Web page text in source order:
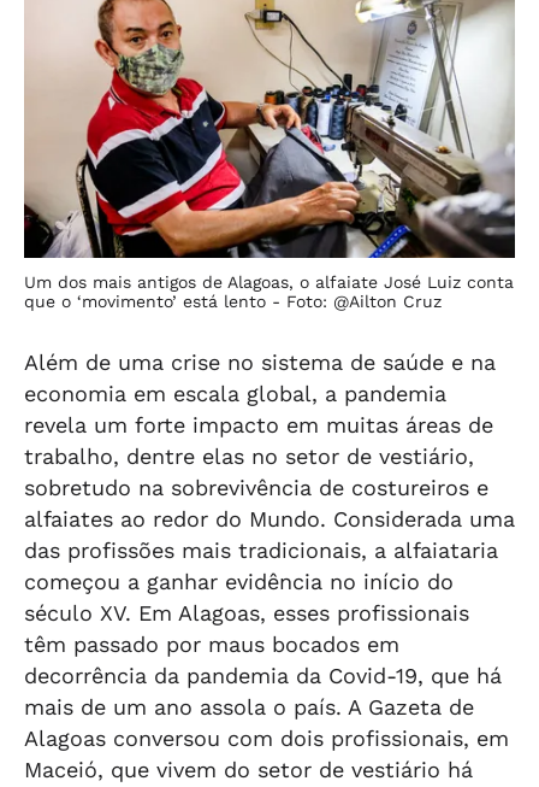
Um dos mais antigos de Alagoas, o alfaiate José Luiz conta
que o ‘movimento’ está lento - Foto: @Ailton Cruz
Além de uma crise no sistema de saúde e na
economia em escala global, a pandemia
revela um forte impacto em muitas áreas de
trabalho, dentre elas no setor de vestiário,
sobretudo na sobrevivência de costureiros e
alfaiates ao redor do Mundo. Considerada uma
das profissões mais tradicionais, a alfaiataria
começou a ganhar evidência no início do
século XV. Em Alagoas, esses profissionais
têm passado por maus bocados em
decorrência da pandemia da Covid-19, que há
mais de um ano assola o país. A Gazeta de
Alagoas conversou com dois profissionais, em
Maceió, que vivem do setor de vestiário há